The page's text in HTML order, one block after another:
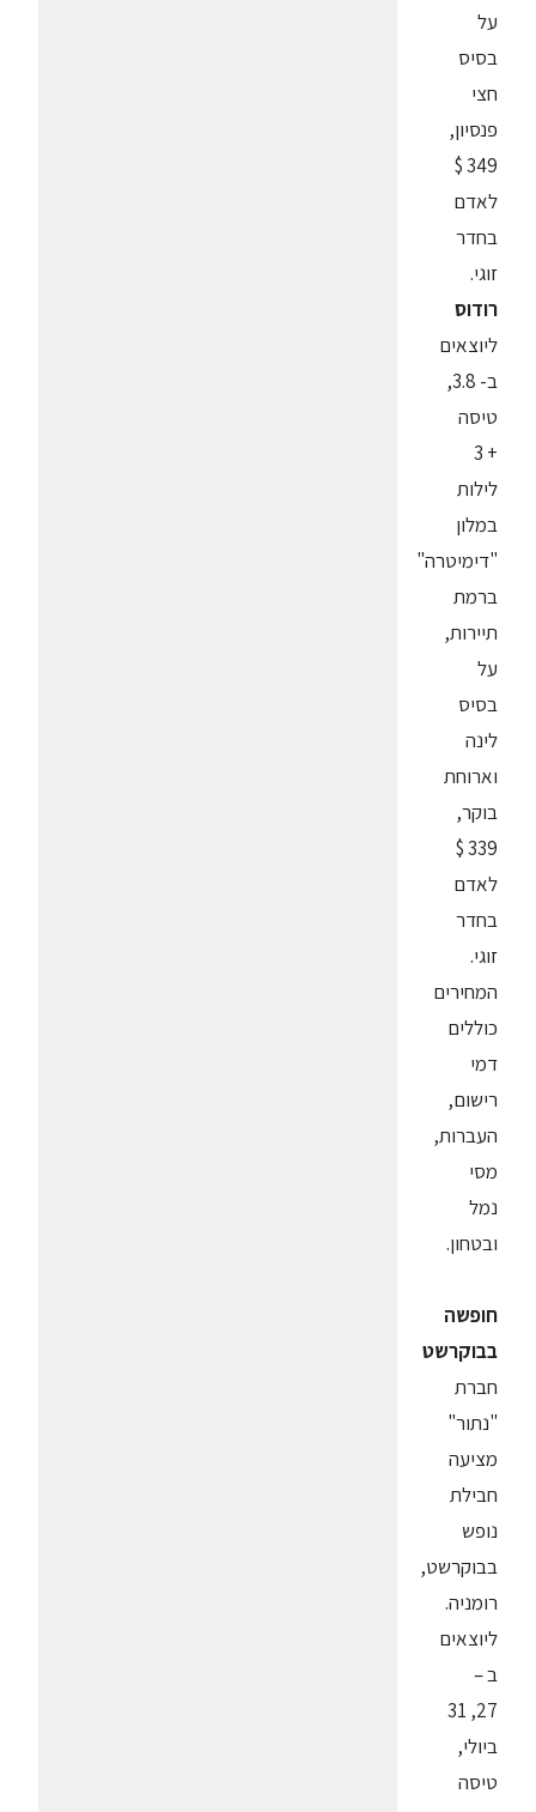
על
בסיס
חצי
פנסיון,
349 $
לאדם
בחדר
זוגי.
רודוס
ליוצאים
ב- 3.8,
טיסה
+ 3
לילות
במלון
"דימיטרה"
ברמת
תיירות,
על
בסיס
לינה
וארוחת
בוקר,
339 $
לאדם
בחדר
זוגי.
המחירים
כוללים
דמי
רישום,
העברות,
מסי
נמל
ובטחון.
חופשה
בבוקרשט
חברת
"נתור"
מציעה
חבילת
נופש
בבוקרשט,
רומניה.
ליוצאים
ב –
27, 31
ביולי,
טיסה